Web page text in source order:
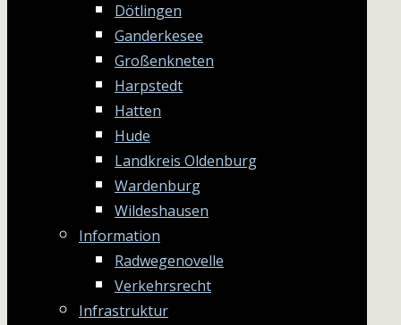
Dötlingen
Ganderkesee
Großenkneten
Harpstedt
Hatten
Hude
Landkreis Oldenburg
Wardenburg
Wildeshausen
Information
Radwegenovelle
Verkehrsrecht
Infrastruktur